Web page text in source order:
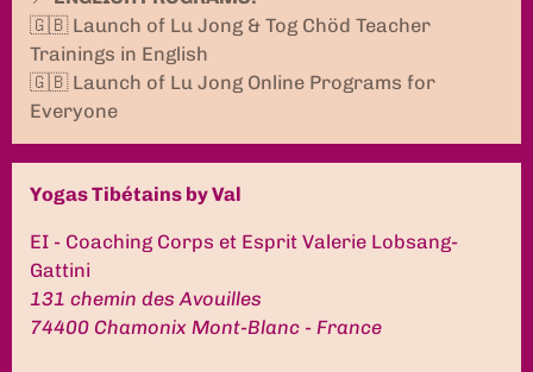
🇬🇧 Launch of Lu Jong & Tog Chöd Teacher
Trainings in English
🇬🇧 Launch of Lu Jong Online Programs for
Everyone
Yogas Tibétains by Val
EI - Coaching Corps et Esprit Valerie Lobsang-
Gattini
131 chemin des Avouilles
74400 Chamonix Mont-Blanc - France